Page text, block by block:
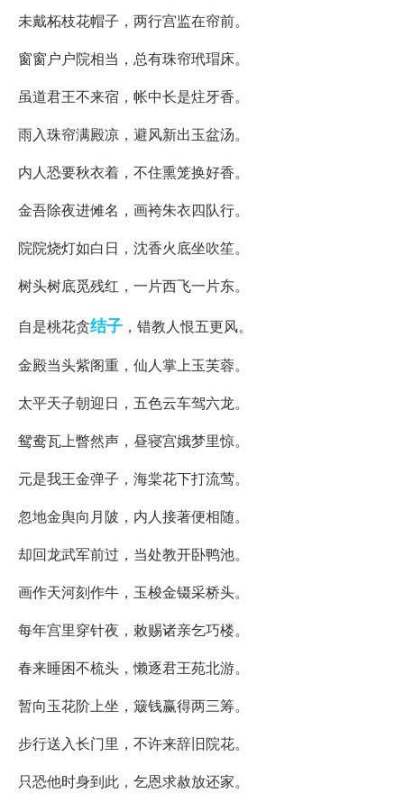
未戴柘枝花帽子，两行宫监在帘前。
窗窗户户院相当，总有珠帘玳瑁床。
虽道君王不来宿，帐中长是炷牙香。
雨入珠帘满殿凉，避风新出玉盆汤。
内人恐要秋衣着，不住熏笼换好香。
金吾除夜进傩名，画袴朱衣四队行。
院院烧灯如白日，沈香火底坐吹笙。
树头树底觅残红，一片西飞一片东。
自是桃花贪结子 ，错教人恨五更风。
金殿当头紫阁重，仙人掌上玉芙蓉。
太平天子朝迎日，五色云车驾六龙。
鸳鸯瓦上瞥然声，昼寝宫娥梦里惊。
元是我王金弹子，海棠花下打流莺。
忽地金舆向月陂，内人接著便相随。
却回龙武军前过，当处教开卧鸭池。
画作天河刻作牛，玉梭金镊采桥头。
每年宫里穿针夜，敕赐诸亲乞巧楼。
春来睡困不梳头，懒逐君王苑北游。
暂向玉花阶上坐，簸钱赢得两三筹。
步行送入长门里，不许来辞旧院花。
只恐他时身到此，乞恩求赦放还家。